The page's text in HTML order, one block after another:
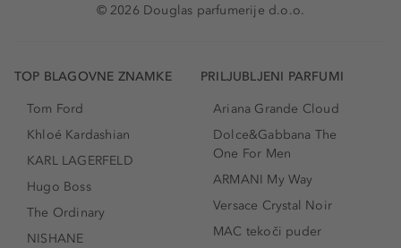
© 2026 Douglas parfumerije d.o.o.
TOP BLAGOVNE ZNAMKE
Tom Ford
Khloé Kardashian
KARL LAGERFELD
Hugo Boss
The Ordinary
NISHANE
PRILJUBLJENI PARFUMI
Ariana Grande Cloud
Dolce&Gabbana The
One For Men
ARMANI My Way
Versace Crystal Noir
MAC tekoči puder